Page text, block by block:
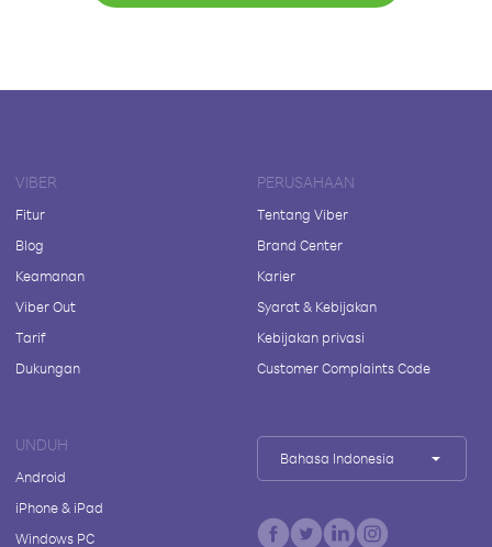
VIBER
Fitur
Blog
Keamanan
Viber Out
Tarif
Dukungan
PERUSAHAAN
Tentang Viber
Brand Center
Karier
Syarat & Kebijakan
Kebijakan privasi
Customer Complaints Code
UNDUH
Android
iPhone & iPad
Windows PC
Bahasa Indonesia